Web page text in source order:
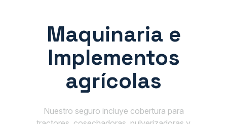
Maquinaria e
Implementos
agrícolas
Nuestro seguro incluye cobertura para